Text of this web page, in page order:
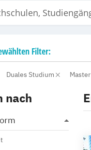
Filter:
Duales Studium Master
nach